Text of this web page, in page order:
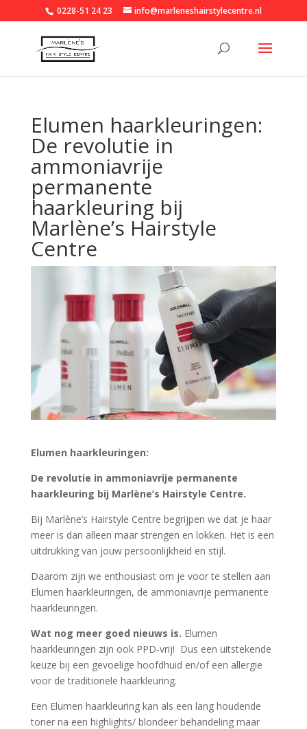
0228-51 24 23 info@marleneshairstylecentre.nl
Elumen haarkleuringen:
De revolutie in
ammoniavrije
permanente
haarkleuring bij
Marlène’s Hairstyle
Centre
Elumen haarkleuringen:
De revolutie in ammoniavrije permanente
haarkleuring bij Marlène’s Hairstyle Centre.
Bij Marlène’s Hairstyle Centre begrijpen we dat je haar
meer is dan alleen maar strengen en lokken. Het is een
uitdrukking van jouw persoonlijkheid en stijl.
Daarom zijn we enthousiast om je voor te stellen aan
Elumen haarkleuringen, de ammoniavrije permanente
haarkleuringen.
Wat nog meer goed nieuws is. Elumen
haarkleuringen zijn ook PPD-vrij! Dus een uitstekende
keuze bij een gevoelige hoofdhuid en/of een allergie
voor de traditionele haarkleuring.
Een Elumen haarkleuring kan als een lang houdende
toner na een highlights/ blondeer behandeling maar